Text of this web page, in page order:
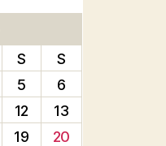
S
S
5
6
12
13
19
20